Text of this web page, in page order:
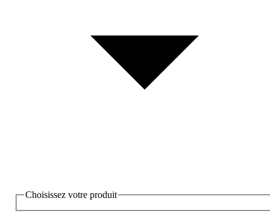
Choisissez votre produit